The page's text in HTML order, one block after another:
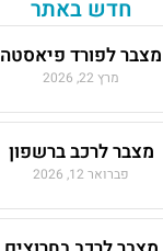
חדש באתר
מצבר לפורד פיאסטה
מרץ 22, 2026
מצבר לרכב ברשפון
פברואר 12, 2026